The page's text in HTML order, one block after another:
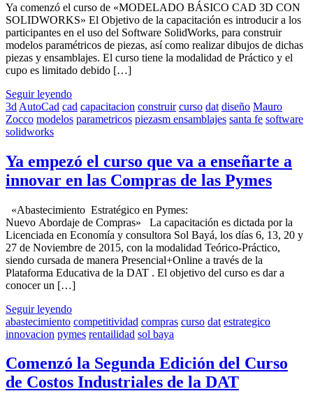
Ya comenzó el curso de «MODELADO BÁSICO CAD 3D CON
SOLIDWORKS» El Objetivo de la capacitación es introducir a los
participantes en el uso del Software SolidWorks, para construir
modelos paramétricos de piezas, así como realizar dibujos de dichas
piezas y ensamblajes. El curso tiene la modalidad de Práctico y el
cupo es limitado debido […]
Seguir leyendo
3d AutoCad cad capacitacion construir curso dat diseño Mauro
Zocco modelos parametricos piezasm ensamblajes santa fe software
solidworks
Ya empezó el curso que va a enseñarte a
innovar en las Compras de las Pymes
«Abastecimiento Estratégico en Pymes:
Nuevo Abordaje de Compras» La capacitación es dictada por la
Licenciada en Economía y consultora Sol Bayá, los días 6, 13, 20 y
27 de Noviembre de 2015, con la modalidad Teórico-Práctico,
siendo cursada de manera Presencial+Online a través de la
Plataforma Educativa de la DAT . El objetivo del curso es dar a
conocer un […]
Seguir leyendo
abastecimiento competitividad compras curso dat estrategico
innovacion pymes rentailidad sol baya
Comenzó la Segunda Edición del Curso
de Costos Industriales de la DAT